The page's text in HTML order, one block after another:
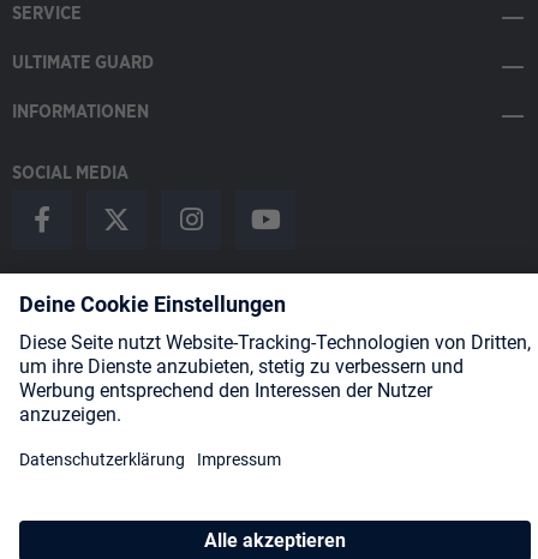
SERVICE
ULTIMATE GUARD
INFORMATIONEN
SOCIAL MEDIA
Payment Methods
Shipping